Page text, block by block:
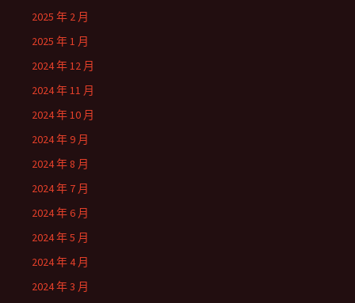
2025 年 2 月
2025 年 1 月
2024 年 12 月
2024 年 11 月
2024 年 10 月
2024 年 9 月
2024 年 8 月
2024 年 7 月
2024 年 6 月
2024 年 5 月
2024 年 4 月
2024 年 3 月